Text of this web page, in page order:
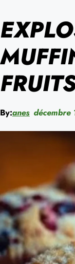
By:anes